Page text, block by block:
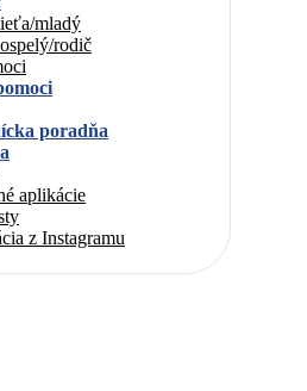
mladý
rodič
poradňa
aplikácie
z Instagramu